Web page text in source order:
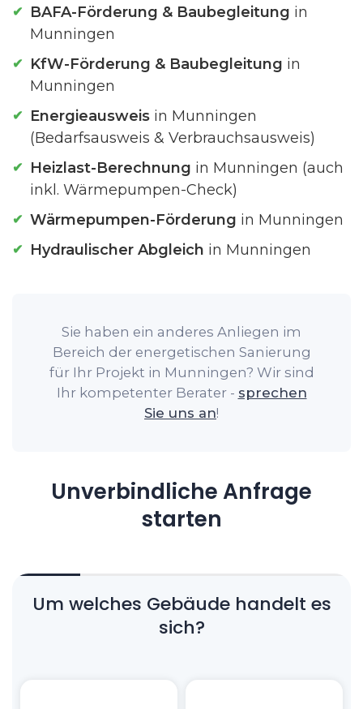
BAFA-Förderung & Baubegleitung in
Munningen
KfW-Förderung & Baubegleitung in
Munningen
Energieausweis in Munningen
(Bedarfsausweis & Verbrauchsausweis)
Heizlast-Berechnung in Munningen (auch
inkl. Wärmepumpen-Check)
Wärmepumpen-Förderung in Munningen
Hydraulischer Abgleich in Munningen
Sie haben ein anderes Anliegen im
Bereich der energetischen Sanierung
für Ihr Projekt in Munningen? Wir sind
Ihr kompetenter Berater - sprechen
Sie uns an!
Unverbindliche Anfrage
starten